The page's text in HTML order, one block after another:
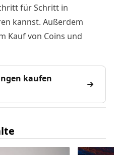
für Schritt in
kannst. Außerdem
Kauf von Coins und
kaufen